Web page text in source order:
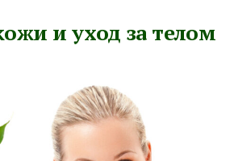
и уход за телом